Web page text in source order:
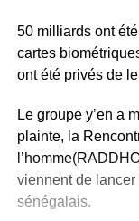
50 milliards ont
cartes
ont été privés de
Le groupe y’en a
plainte, la
viennent de lancer
sénégalais.